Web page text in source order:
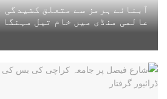
آبنائے ہرمز سے متعلق کشیدگی
عالمی منڈی میں خام تیل مہنگا